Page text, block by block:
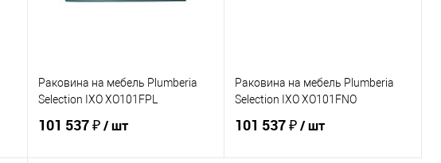
Раковина на мебель Plumberia
Selection IXO XO101FPL
101 537 ₽/ шт
Раковина на мебель Plumberia
Selection IXO XO101FNO
101 537 ₽/ шт